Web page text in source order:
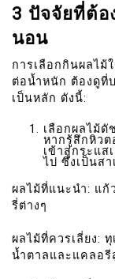
3 ปัจจัยที่ต้
นอน
การเลือกกินผลไม้
ต่อน้ำหนัก ต้องดูที่
เป็นหลัก ดังนี้:
เลือกผลไม้ดั
หากรู้สึกหิวต
เข้าสู่กระแส
ไป ซึ่งเป็นส
ผลไม้ที่แนะนำ: แก้
รี่ต่างๆ
ผลไม้ที่ควรเลี่ยง:
น้ำตาลและแคลอรี